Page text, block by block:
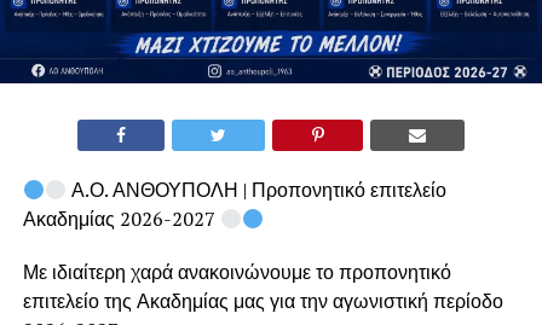
Α.Ο. ΑΝΘΟΥΠΟΛΗ | Προπονητικό επιτελείο
Ακαδημίας 2026-2027
Με ιδιαίτερη χαρά ανακοινώνουμε το προπονητικό
επιτελείο της Ακαδημίας μας για την αγωνιστική περίοδο